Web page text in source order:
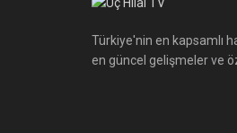
Türkiye'nin en kapsamlı
en güncel gelişmeler ve